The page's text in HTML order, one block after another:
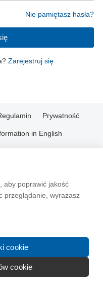
aby poprawić jakość
przeglądanie, wyrażasz
cookie
cookie
Nie pamiętasz hasła?
Zarejestruj się
Prywatność
in English